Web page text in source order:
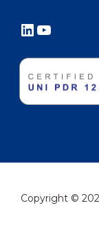
LinkedIn
YouTube
Copyright ©